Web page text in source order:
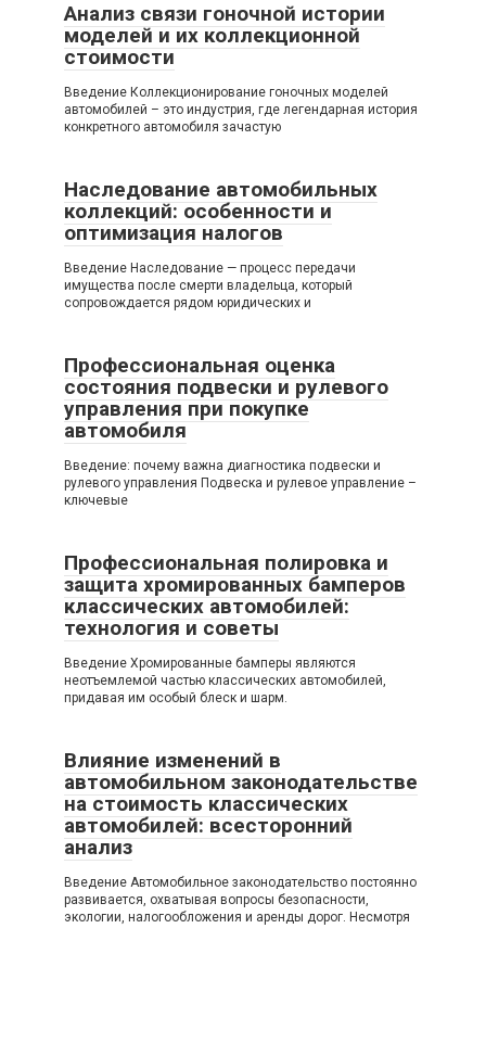
Анализ связи гоночной истории
моделей и их коллекционной
стоимости
Введение Коллекционирование гоночных моделей
автомобилей – это индустрия, где легендарная история
конкретного автомобиля зачастую
Наследование автомобильных
коллекций: особенности и
оптимизация налогов
Введение Наследование — процесс передачи
имущества после смерти владельца, который
сопровождается рядом юридических и
Профессиональная оценка
состояния подвески и рулевого
управления при покупке
автомобиля
Введение: почему важна диагностика подвески и
рулевого управления Подвеска и рулевое управление –
ключевые
Профессиональная полировка и
защита хромированных бамперов
классических автомобилей:
технология и советы
Введение Хромированные бамперы являются
неотъемлемой частью классических автомобилей,
придавая им особый блеск и шарм.
Влияние изменений в
автомобильном законодательстве
на стоимость классических
автомобилей: всесторонний
анализ
Введение Автомобильное законодательство постоянно
развивается, охватывая вопросы безопасности,
экологии, налогообложения и аренды дорог. Несмотря